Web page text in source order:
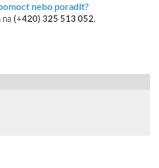
nebo poradit?
(+420) 325 513 052.